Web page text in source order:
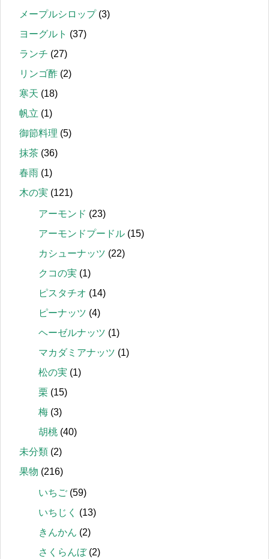
メープルシロップ(3)
ヨーグルト (37)
ランチ (27)
リンゴ酢 (2)
寒天 (18)
帆立 (1)
御節料理 (5)
抹茶 (36)
春雨 (1)
木の実 (121)
アーモンド (23)
アーモンドプードル (15)
カシューナッツ (22)
クコの実 (1)
ピスタチオ (14)
ピーナッツ (4)
ヘーゼルナッツ (1)
マカダミアナッツ (1)
松の実 (1)
栗 (15)
梅 (3)
胡桃 (40)
未分類 (2)
果物 (216)
いちご (59)
いちじく
(13)
きんかん (2)
さくらんぼ(2)